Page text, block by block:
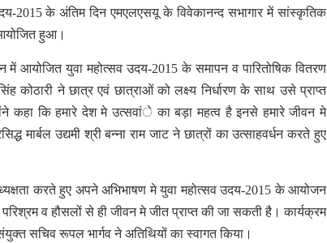
उदय-2015 के अंतिम दिन एमएलएसयू के विवेकानन्द सभागार में सांस्कृतिक
हुआ।
में आयोजित युवा महोत्सव उदय-2015 के समापन व पारितोषिक वितरण
कोठारी ने छात्र एवं छात्राओं को लक्ष्य निर्धारण के साथ उसे प्राप्त
कहा कि हमारे देश मे उत्सवांे का बड़ा महत्व है इनसे हमारे जीवन मे
मार्बल उद्यमी श्री बन्ना राम जाट ने छात्रों का उत्साहवर्धन करते हुए
करते हुए अपने अभिभाषण मे युवा महोत्सव उदय-2015 के आयोजन
व हौसलों से ही जीवन मे जीत प्राप्त की जा सकती है। कार्यक्रम
सचिव रूपल भार्गव ने अतिथियों का स्वागत किया।